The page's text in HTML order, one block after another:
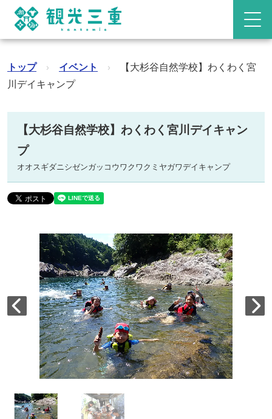
トップ › イベント ›
【大杉谷自然学校】わくわく宮
川デイキャンプ
【大杉谷自然学校】わくわく宮川デイキャン
プ
オオスギダニシゼンガッコウワクワクミヤガワデイキャンプ